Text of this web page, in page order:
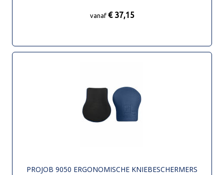
vanaf € 37,15
PROJOB 9050 ERGONOMISCHE KNIEBESCHERMERS